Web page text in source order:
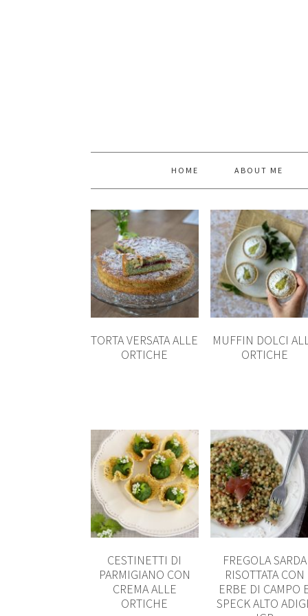
HOME ABOUT ME
TORTA VERSATA ALLE
ORTICHE
MUFFIN DOLCI
ORTICHE
CESTINETTI DI
PARMIGIANO CON
CREMA ALLE
ORTICHE
FREGOLA SARDA
RISOTTATA CON
ERBE DI CAMPO
SPECK ALTO